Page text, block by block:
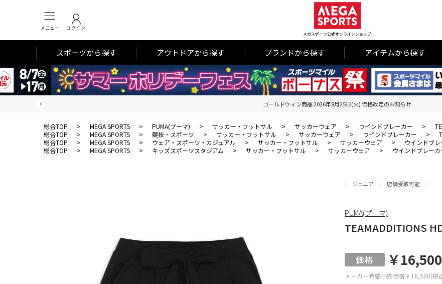
メニュー ログイン
メガスポーツ公式オンラインショップ
スポーツから探す アウトドアから探す ブランドから探す アイテムから探す
ゴールドウィン商品 2026年8月25日(火) 価格改定のお知らせ
総合TOP > MEGA SPORTS > PUMA(プーマ) > サッカー・フットサル > サッカーウェア > ウインドブレーカー >
総合TOP
> MEGA SPORTS > 競技・スポーツ > サッカー・フットサル > サッカーウェア > ウインドブレーカー >
総合TOP
> MEGA SPORTS > ウェア・スポーツ・カジュアル > サッカー・フットサル > サッカーウェア > ウインドブ
総合TOP
> MEGA SPORTS > キッズスポーツスタジアム > サッカー・フットサル > サッカーウェア > ウインドブレーカ
ジュニア 店舗受取可能
TEAMADDITIONS
メーカー希望小売価格￥16,500(税
￥16,500
PUMA(プーマ)